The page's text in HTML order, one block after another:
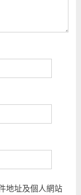
地址及個人網站